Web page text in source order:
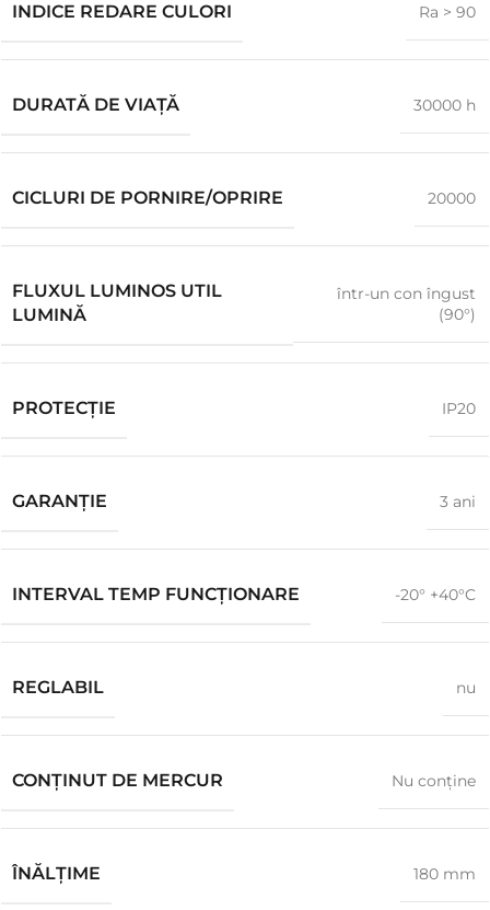
INDICE REDARE CULORI Ra > 90
DURATĂ DE VIAŢĂ 30000 h
CICLURI DE PORNIRE/OPRIRE 20000
FLUXUL LUMINOS UTIL
LUMINĂ
într-un con îngust
(90°)
PROTECŢIE IP20
GARANŢIE 3 ani
INTERVAL TEMP FUNCȚIONARE -20° +40°C
REGLABIL nu
CONȚINUT DE MERCUR Nu conţine
ÎNĂLŢIME 180 mm